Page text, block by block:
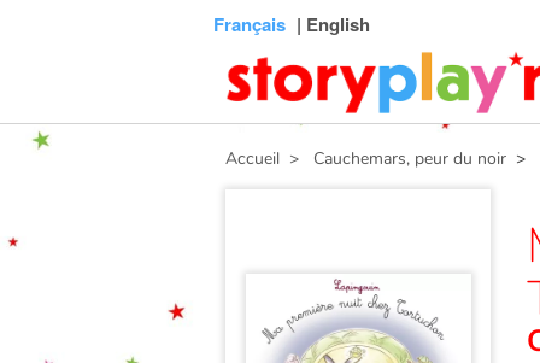
Français | English
Accueil > Cauchemars, peur du noir >